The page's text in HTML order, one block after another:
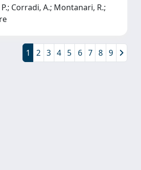
Corradi, A.; Montanari, R.;
1 2 3 4 5 6 7 8 9